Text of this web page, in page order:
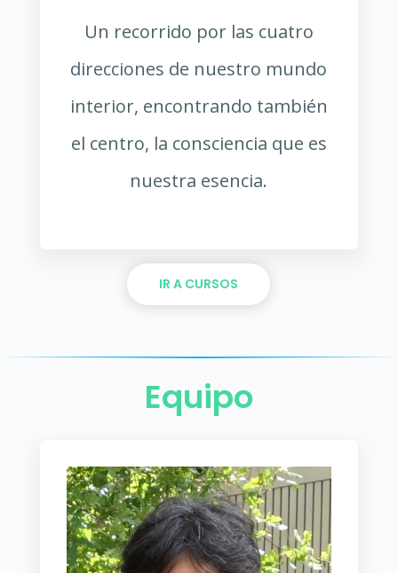
Un recorrido por las cuatro
direcciones de nuestro mundo
interior, encontrando también
el centro, la consciencia que es
nuestra esencia.
IR A CURSOS
Equipo